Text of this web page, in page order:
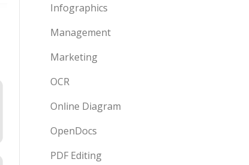
Infographics
Management
Marketing
OCR
Online Diagram
OpenDocs
PDF Editing